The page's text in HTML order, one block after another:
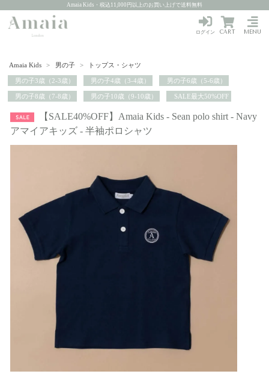
Amaia Kids・税込11,000円以上のお買い上げで送料無料
MENU
ログイン CART
Amaia Kids > 男の子 > トップス・シャツ
男の子3歳（2-3歳） 男の子4歳（3-4歳） 男の子6歳（5-6歳）
男の子8歳（7-8歳） 男の子10歳（9-10歳） SALE最大50%OFF
【SALE40%OFF】Amaia Kids - Sean polo shirt - Navy
アマイアキッズ - 半袖ポロシャツ